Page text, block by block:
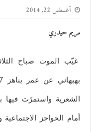
أغسطس 22, 2014
مريم حيدري
غيّب الموت صباح
الشعرية واستمرّت فيها
أمام الحواجز